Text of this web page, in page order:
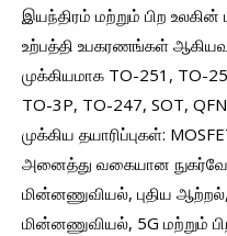
இயந்திரம் மற்றும் பிற உலகின்
உற்பத்தி உபகரணங்கள்
முக்கியமாக TO-251, TO-
TO-3P, TO-247, SOT,
முக்கிய தயாரிப்புகள்:
அனைத்து வகையான
மின்னணுவியல், புதிய
மின்னணுவியல், 5G மற்றும்